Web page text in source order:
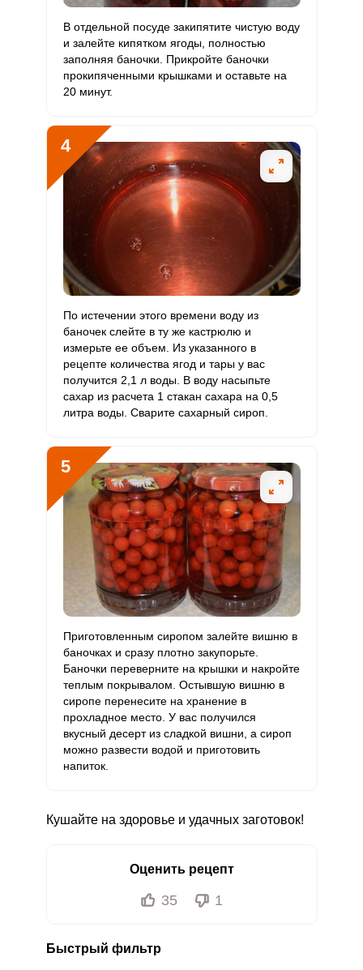
Железо 8 мг
Йод 20 мкг 150 мкг 0.7
Кобальт
Литий
Марганец 0.8 мкг 2 мкг 13.3
Медь 1000 мкг 1000 мкг
Никель 150 мкг 200 мкг 25
Рубидий 200 мкг 128.3
Фтор 130 мкг 4000 мкг 0.2
Хром 70 мкг 50 мкг 7
0.6
Ванадий 250 мкг 20 мкг 62.5
Молибден 30 мкг 70 мкг 2.1 14.3
В отдельной посуде закипятите чистую воду
и залейте кипятком ягоды, полностью
заполняя баночки. Прикройте баночки
прокипяченными крышками и оставьте на
20 минут.
4
По истечении этого времени воду из
баночек слейте в ту же кастрюлю и
измерьте ее объем. Из указанного в
рецепте количества ягод и тары у вас
получится 2,1 л воды. В воду насыпьте
сахар из расчета 1 стакан сахара на 0,5
литра воды. Сварите сахарный сироп.
5
Приготовленным сиропом залейте вишню в
баночках и сразу плотно закупорьте.
Баночки переверните на крышки и накройте
теплым покрывалом. Остывшую вишню в
сиропе перенесите на хранение в
прохладное место. У вас получился
вкусный десерт из сладкой вишни, а сироп
можно развести водой и приготовить
напиток.
Кушайте на здоровье и удачных заготовок!
Оценить рецепт
35 1
Быстрый фильтр